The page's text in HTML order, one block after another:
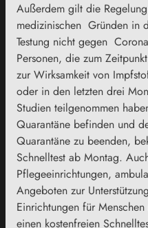
Außerdem gilt die
medizinischen Gründen in
Testung nicht gegen
Personen, die zum
zur Wirksamkeit von
oder in den letzten drei
Studien teilgenommen
Quarantäne befinden und
Quarantäne zu beenden,
Schnelltest ab Montag.
Pflegeeinrichtungen,
Angeboten zur
Einrichtungen für
einen kostenfreien